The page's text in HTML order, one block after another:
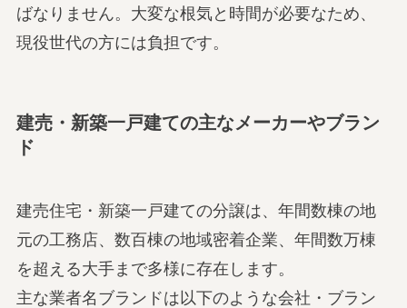
ばなりません。大変な根気と時間が必要なため、
現役世代の方には負担です。
建売・新築一戸建ての主なメーカーやブラン
ド
建売住宅・新築一戸建ての分譲は、年間数棟の地
元の工務店、数百棟の地域密着企業、年間数万棟
を超える大手まで多様に存在します。
主な業者名ブランドは以下のような会社・ブラン